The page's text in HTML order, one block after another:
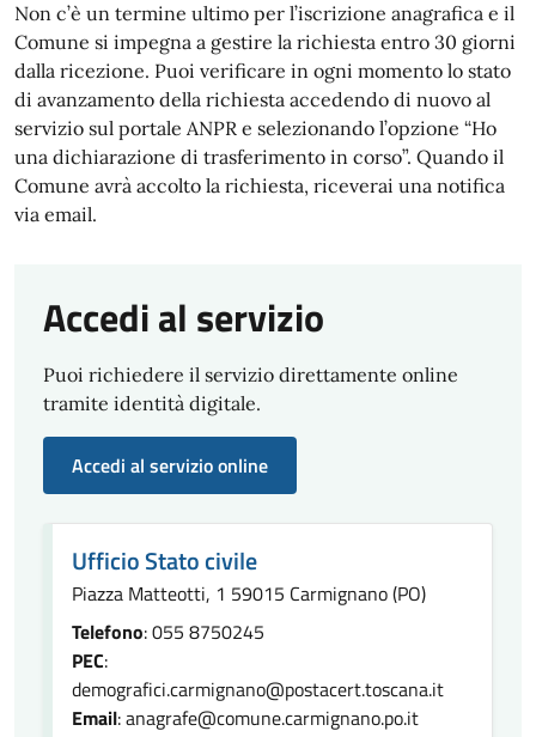
Non c’è un termine ultimo per l’iscrizione anagrafica e il
Comune si impegna a gestire la richiesta entro 30 giorni
dalla ricezione. Puoi verificare in ogni momento lo stato
di avanzamento della richiesta accedendo di nuovo al
servizio sul portale ANPR e selezionando l’opzione “Ho
una dichiarazione di trasferimento in corso”. Quando il
Comune avrà accolto la richiesta, riceverai una notifica
via email.
Accedi al servizio
Puoi richiedere il servizio direttamente online
tramite identità digitale.
Accedi al servizio online
Ufficio Stato civile
Piazza Matteotti, 1 59015 Carmignano (PO)
Telefono: 055 8750245
PEC:
demografici.carmignano@postacert.toscana.it
Email: anagrafe@comune.carmignano.po.it